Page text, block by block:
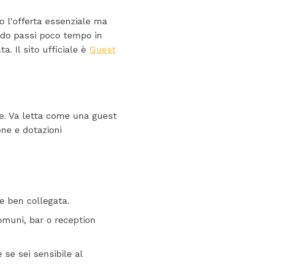
l'offerta essenziale ma
passi poco tempo in
Il sito ufficiale è Guest
Va letta come una guest
e dotazioni
ben collegata.
bar o reception
se sei sensibile al